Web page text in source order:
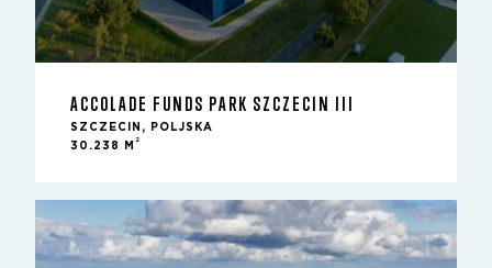
ACCOLADE FUNDS PARK SZCZECIN III
SZCZECIN, POLJSKA
30.238 M
2